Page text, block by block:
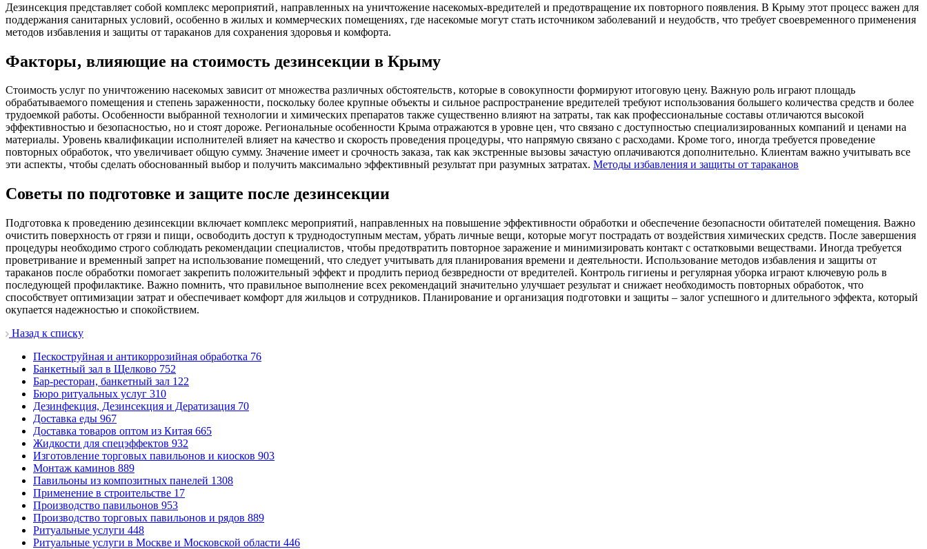
Дезинсекция представляет собой комплекс мероприятий‚ направленных на уничтожение насекомых-вредителей и предотвращение их повторного появления. В Крыму этот процесс важен для
поддержания санитарных условий‚ особенно в жилых и коммерческих помещениях‚ где насекомые могут стать источником заболеваний и неудобств‚ что требует своевременного применения
методов избавления и защиты от тараканов для сохранения здоровья и комфорта.
Факторы‚ влияющие на стоимость дезинсекции в Крыму
Стоимость услуг по уничтожению насекомых зависит от множества различных обстоятельств‚ которые в совокупности формируют итоговую цену. Важную роль играют площадь
обрабатываемого помещения и степень зараженности‚ поскольку более крупные объекты и сильное распространение вредителей требуют использования большего количества средств и более
трудоемкой работы. Особенности выбранной технологии и химических препаратов также существенно влияют на затраты‚ так как профессиональные составы отличаются высокой
эффективностью и безопасностью‚ но и стоят дороже. Региональные особенности Крыма отражаются в уровне цен‚ что связано с доступностью специализированных компаний и ценами на
материалы. Уровень квалификации исполнителей влияет на качество и скорость проведения процедуры‚ что напрямую связано с расходами. Кроме того‚ иногда требуется проведение
повторных обработок‚ что увеличивает общую сумму. Значение имеет и срочность заказа‚ так как экстренные вызовы зачастую оплачиваются дополнительно. Клиентам важно учитывать все
эти аспекты‚ чтобы сделать обоснованный выбор и получить максимально эффективный результат при разумных затратах. Методы избавления и защиты от тараканов
Советы по подготовке и защите после дезинсекции
Подготовка к проведению дезинсекции включает комплекс мероприятий‚ направленных на повышение эффективности обработки и обеспечение безопасности обитателей помещения. Важно
очистить поверхность от грязи и пищи‚ освободить доступ к труднодоступным местам‚ убрать личные вещи‚ которые могут пострадать от воздействия химических средств. После завершения
процедуры необходимо строго соблюдать рекомендации специалистов‚ чтобы предотвратить повторное заражение и минимизировать контакт с остатковыми веществами. Иногда требуется
проветривание и временный запрет на использование помещений‚ что следует учитывать для планирования времени и деятельности. Использование методов избавления и защиты от
тараканов после обработки помогает закрепить положительный эффект и продлить период безвредности от вредителей. Контроль гигиены и регулярная уборка играют ключевую роль в
последующей профилактике. Важно помнить‚ что правильное выполнение всех рекомендаций значительно улучшает результат и снижает необходимость повторных обработок‚ что
способствует оптимизации затрат и обеспечивает комфорт для жильцов и сотрудников. Планирование и организация подготовки и защиты – залог успешного и длительного эффекта‚ который
окупается надежностью и спокойствием.
Назад к списку
Пескоструйная и антикоррозийная обработка 76
Банкетный зал в Щелково 752
Бар-ресторан, банкетный зал 122
Бюро ритуальных услуг 310
Дезинфекция, Дезинсекция и Дератизация 70
Доставка еды 967
Доставка товаров оптом из Китая 665
Жидкости для спецэффектов 932
Изготовление торговых павильонов и киосков 903
Монтаж каминов 889
Павильоны из композитных панелей 1308
Применение в строительстве 17
Производство павильонов 953
Производство торговых павильонов и рядов 889
Ритуальные услуги 448
Ритуальные услуги в Москве и Московской области 446